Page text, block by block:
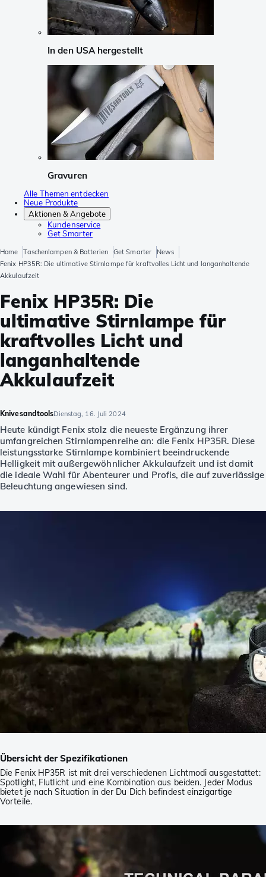
In den USA hergestellt
Gravuren
Alle Themen entdecken
Neue Produkte
Aktionen & Angebote
Kundenservice
Get Smarter
Home Taschenlampen & Batterien Get Smarter
News
Fenix HP35R: Die ultimative Stirnlampe für kraftvolles Licht und langanhaltende
Akkulaufzeit
Fenix HP35R: Die
ultimative Stirnlampe für
kraftvolles Licht und
langanhaltende
Akkulaufzeit
KnivesandtoolsDienstag, 16. Juli 2024
Heute kündigt Fenix stolz die neueste Ergänzung ihrer
umfangreichen Stirnlampenreihe an: die Fenix HP35R. Diese
leistungsstarke Stirnlampe kombiniert beeindruckende
Helligkeit mit außergewöhnlicher Akkulaufzeit und ist damit
die ideale Wahl für Abenteurer und Profis, die auf zuverlässige
Beleuchtung angewiesen sind.
Übersicht der Spezifikationen
Die Fenix HP35R ist mit drei verschiedenen Lichtmodi ausgestattet:
Spotlight, Flutlicht und eine Kombination aus beiden. Jeder Modus
bietet je nach Situation in der Du Dich befindest einzigartige
Vorteile.